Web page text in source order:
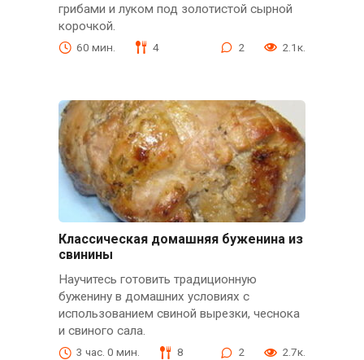
грибами и луком под золотистой сырной
корочкой.
60 мин. 4 2 2.1к.
Классическая домашняя буженина из
свинины
Научитесь готовить традиционную
буженину в домашних условиях с
использованием свиной вырезки, чеснока
и свиного сала.
3 час. 0 мин. 8 2 2.7к.